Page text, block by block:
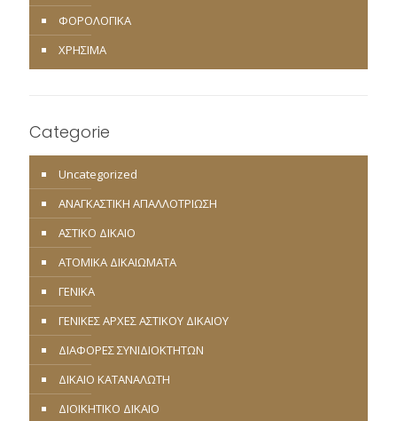
ΦΟΡΟΛΟΓΙΚΑ
ΧΡΗΣΙΜΑ
Categorie
Uncategorized
ΑΝΑΓΚΑΣΤΙΚΗ ΑΠΑΛΛΟΤΡΙΩΣΗ
ΑΣΤΙΚΟ ΔΙΚΑΙΟ
ΑΤΟΜΙΚΑ ΔΙΚΑΙΩΜΑΤΑ
ΓΕΝΙΚΑ
ΓΕΝΙΚΕΣ ΑΡΧΕΣ ΑΣΤΙΚΟΥ ΔΙΚΑΙΟΥ
ΔΙΑΦΟΡΕΣ ΣΥΝΙΔΙΟΚΤΗΤΩΝ
ΔΙΚΑΙΟ ΚΑΤΑΝΑΛΩΤΗ
ΔΙΟΙΚΗΤΙΚΟ ΔΙΚΑΙΟ